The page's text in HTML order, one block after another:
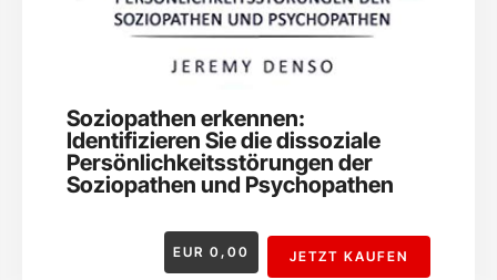
Soziopathen erkennen:
Identifizieren Sie die dissoziale
Persönlichkeitsstörungen der
Soziopathen und Psychopathen
EUR 0,00 JETZT KAUFEN